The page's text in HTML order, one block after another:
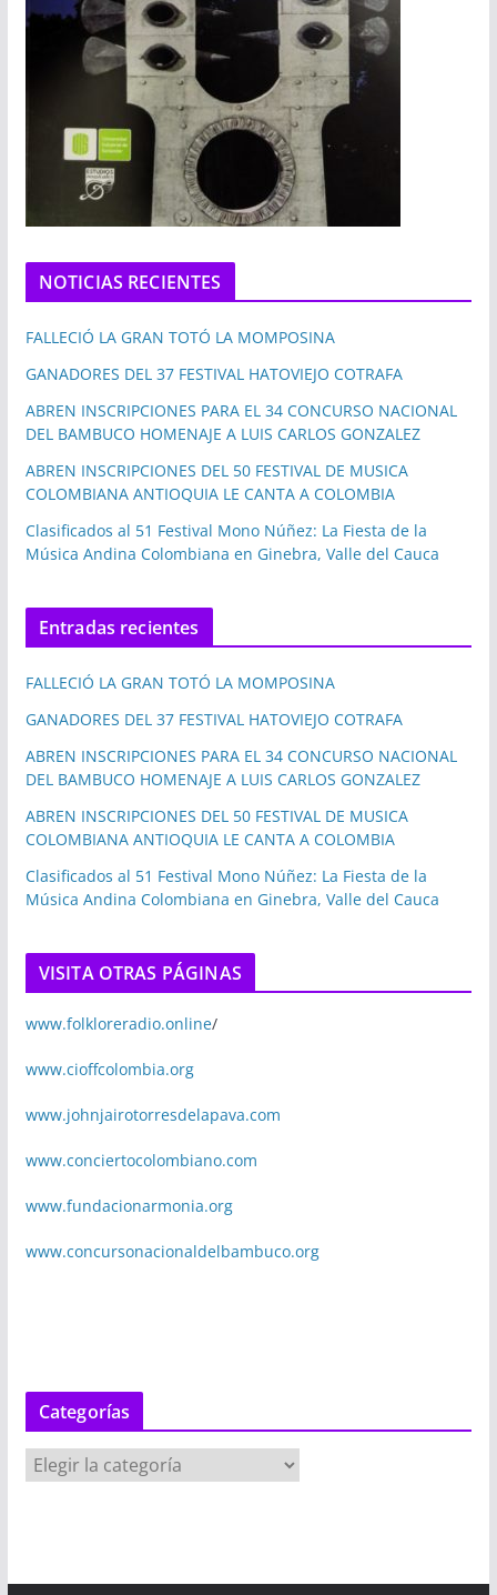
NOTICIAS RECIENTES
FALLECIÓ LA GRAN TOTÓ LA MOMPOSINA
GANADORES DEL 37 FESTIVAL HATOVIEJO COTRAFA
ABREN INSCRIPCIONES PARA EL 34 CONCURSO NACIONAL
DEL BAMBUCO HOMENAJE A LUIS CARLOS GONZALEZ
ABREN INSCRIPCIONES DEL 50 FESTIVAL DE MUSICA
COLOMBIANA ANTIOQUIA LE CANTA A COLOMBIA
Clasificados al 51 Festival Mono Núñez: La Fiesta de la
Música Andina Colombiana en Ginebra, Valle del Cauca
Entradas recientes
FALLECIÓ LA GRAN TOTÓ LA MOMPOSINA
GANADORES DEL 37 FESTIVAL HATOVIEJO COTRAFA
ABREN INSCRIPCIONES PARA EL 34 CONCURSO NACIONAL
DEL BAMBUCO HOMENAJE A LUIS CARLOS GONZALEZ
ABREN INSCRIPCIONES DEL 50 FESTIVAL DE MUSICA
COLOMBIANA ANTIOQUIA LE CANTA A COLOMBIA
Clasificados al 51 Festival Mono Núñez: La Fiesta de la
Música Andina Colombiana en Ginebra, Valle del Cauca
VISITA OTRAS PÁGINAS
www.folkloreradio.online/
www.cioffcolombia.org
www.johnjairotorresdelapava.com
www.conciertocolombiano.com
www.fundacionarmonia.org
www.concursonacionaldelbambuco.org
Categorías